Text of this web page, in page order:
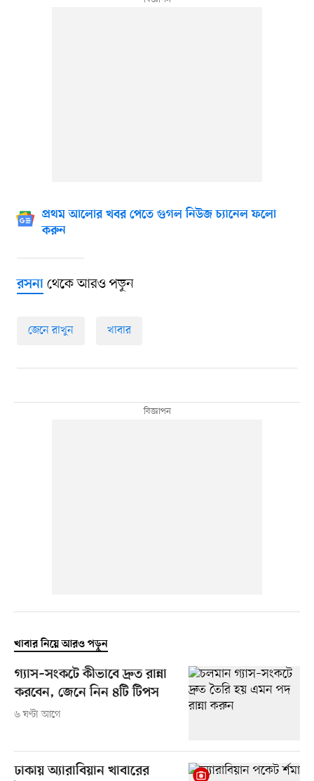
প্রথম আলোর খবর পেতে গুগল নিউজ চ্যানেল ফলো
করুন
রসনাথেকে আরও পড়ুন
জেনে রাখুন খাবার
খাবার নিয়ে আরও পড়ুন
গ্যাস–সংকটে কীভাবে দ্রুত রান্না
করবেন, জেনে নিন ৪টি টিপস
৬ ঘণ্টা আগে
ঢাকায় অ্যারাবিয়ান খাবারের